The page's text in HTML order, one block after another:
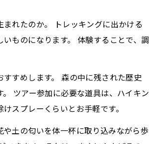
れたのか。 トレッキングに出かける
ものになります。 体験することで、調
すめします。 森の中に残された歴史
ツアー参加に必要な道具は、ハイキン
スプレーくらいとお手軽です。
土の匂いを体一杯に取り込みながら歩